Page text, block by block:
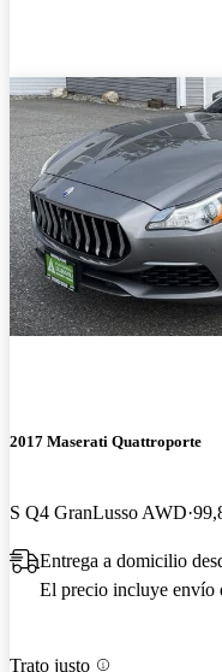
2017 Maserati Quattroporte
S Q4 GranLusso AWD
Entrega a domicilio
El precio incluye envío
Trato justo